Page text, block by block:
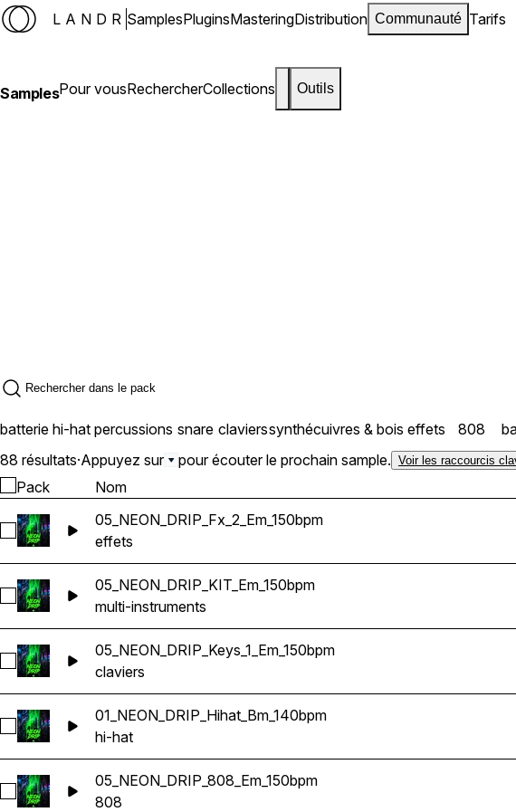
LANDR SamplesPluginsMasteringDistribution Communauté Tarifs
SamplesPour vousRechercherCollections Outils
batterie hi-hat percussions snare clavierssynthécuivres & bois effets 808
88 résultats·Appuyez sur pour écouter le prochain sample. Voir les raccourcis
Pack
Nom
Sélectionnez 05_NEON_DRIP_Fx_2_Em_150bpm
05_NEON_DRIP_Fx_2_Em_150bpm
effets
Sélectionnez 05_NEON_DRIP_KIT_Em_150bpm
05_NEON_DRIP_KIT_Em_150bpm
multi-instruments
Sélectionnez 05_NEON_DRIP_Keys_1_Em_150bpm
05_NEON_DRIP_Keys_1_Em_150bpm
claviers
Sélectionnez 01_NEON_DRIP_Hihat_Bm_140bpm
01_NEON_DRIP_Hihat_Bm_140bpm
hi-hat
Sélectionnez 05_NEON_DRIP_808_Em_150bpm
05_NEON_DRIP_808_Em_150bpm
808